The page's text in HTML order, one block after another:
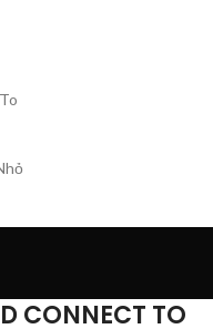
CONNECT TO